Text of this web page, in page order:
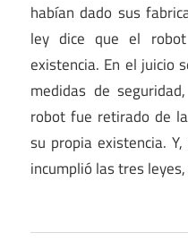
habían dado sus
ley dice que el
existencia. En el juicio
medidas de
robot fue retirado de
su propia existencia.
incumplió las tres